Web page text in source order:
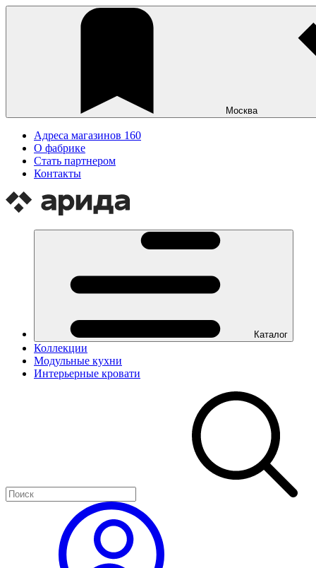
Москва
Адреса магазинов 160
О фабрике
Стать партнером
Контакты
Каталог
Коллекции
Модульные кухни
Интерьерные кровати